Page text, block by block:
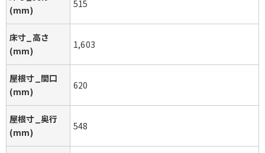
(mm)
515
床寸_高さ
(mm)
1,603
屋根寸_間口
(mm)
620
屋根寸_奥行
(mm)
548